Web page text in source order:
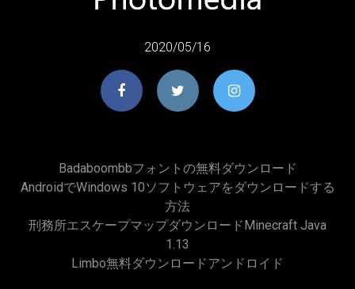
2020/05/16
Badaboombbフォントの無料ダウンロード
AndroidでWindows 10ソフトウェアをダウンロードする
方法
刑務所エスケープマップダウンロードMinecraft Java
1.13
Limbo無料ダウンロードアンドロイド